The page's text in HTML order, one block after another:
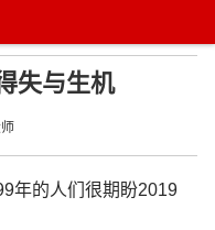
失与生机
年的人们很期盼2019